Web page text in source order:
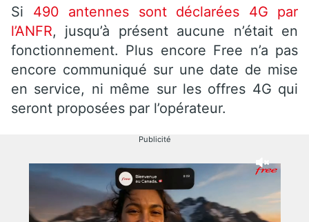
Si 490 antennes sont déclarées 4G par
l’ANFR, jusqu’à présent aucune n’était en
fonctionnement. Plus encore Free n’a pas
encore communiqué sur une date de mise
en service, ni même sur les offres 4G qui
seront proposées par l’opérateur.
Publicité